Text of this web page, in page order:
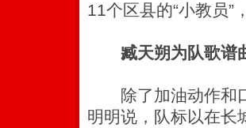
11个区县的“小教员”
臧天朔为队歌谱
除了加油动作和口
明明说，队标以在长